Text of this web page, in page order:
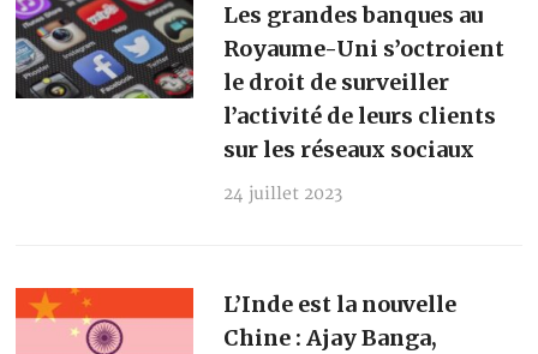
Les grandes banques au
Royaume-Uni s’octroient
le droit de surveiller
l’activité de leurs clients
sur les réseaux sociaux
24 juillet 2023
L’Inde est la nouvelle
Chine : Ajay Banga,